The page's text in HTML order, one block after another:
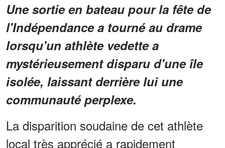
Une sortie en bateau pour la fête de
l'Indépendance a tourné au drame
lorsqu'un athlète vedette a
mystérieusement disparu d'une île
isolée, laissant derrière lui une
communauté perplexe.
La disparition soudaine de cet athlète
local très apprécié a rapidement